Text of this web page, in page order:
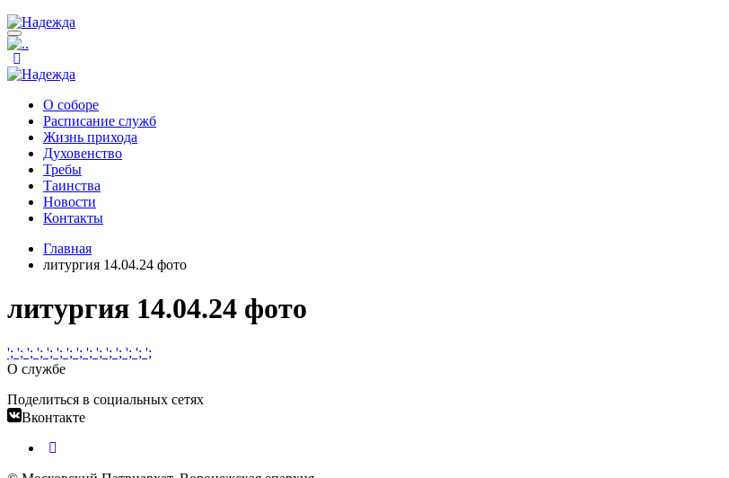
О соборе
Расписание служб
Жизнь прихода
Духовенство
Требы
Таинства
Новости
Контакты
Главная
литургия 14.04.24 фото
литургия 14.04.24 фото
'; '; '; '; '; '; '; '; '; '; '; '; '; '; ';
О службе
Поделиться в социальных сетях
Вконтакте